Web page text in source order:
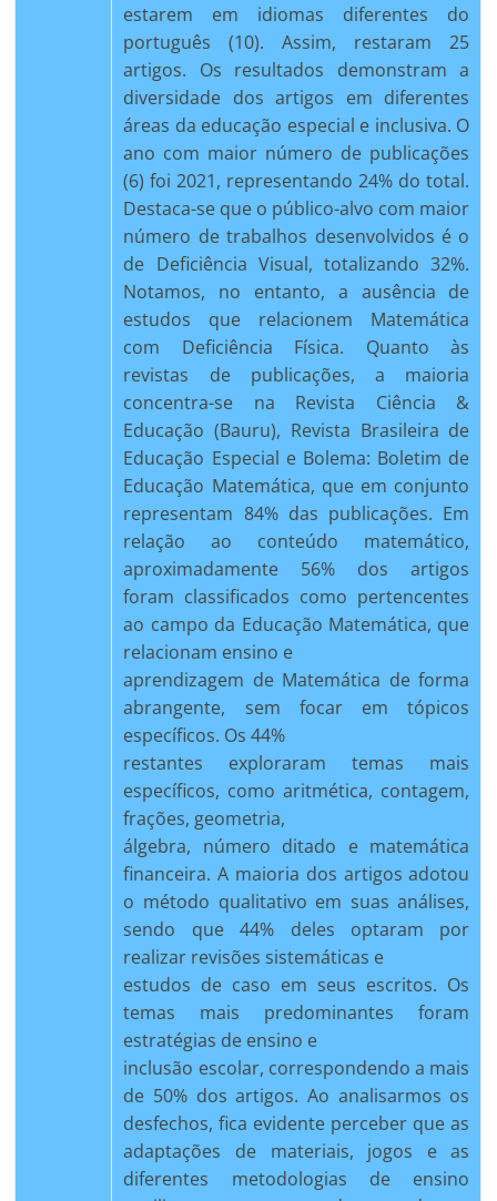
estarem em idiomas diferentes do
português (10). Assim, restaram 25
artigos. Os resultados demonstram a
diversidade dos artigos em diferentes
áreas da educação especial e inclusiva. O
ano com maior número de publicações
(6) foi 2021, representando 24% do total.
Destaca-se que o público-alvo com maior
número de trabalhos desenvolvidos é o
de Deficiência Visual, totalizando 32%.
Notamos, no entanto, a ausência de
estudos que relacionem Matemática
com Deficiência Física. Quanto às
revistas de publicações, a maioria
concentra-se na Revista Ciência &
Educação (Bauru), Revista Brasileira de
Educação Especial e Bolema: Boletim de
Educação Matemática, que em conjunto
representam 84% das publicações. Em
relação ao conteúdo matemático,
aproximadamente 56% dos artigos
foram classificados como pertencentes
ao campo da Educação Matemática, que
relacionam ensino e
aprendizagem de Matemática de forma
abrangente, sem focar em tópicos
específicos. Os 44%
restantes exploraram temas mais
específicos, como aritmética, contagem,
frações, geometria,
álgebra, número ditado e matemática
financeira. A maioria dos artigos adotou
o método qualitativo em suas análises,
sendo que 44% deles optaram por
realizar revisões sistemáticas e
estudos de caso em seus escritos. Os
temas mais predominantes foram
estratégias de ensino e
inclusão escolar, correspondendo a mais
de 50% dos artigos. Ao analisarmos os
desfechos, fica evidente perceber que as
adaptações de materiais, jogos e as
diferentes metodologias de ensino